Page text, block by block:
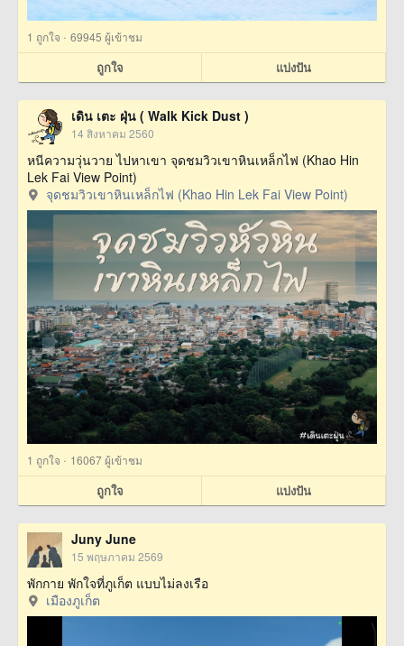
1 ถูกใจ · 69945 ผู้เข้าชม
ถูกใจ แบ่งปัน
เดิน เตะ ฝุ่น ( Walk Kick Dust )
14 สิงหาคม 2560
หนีความวุ่นวาย ไปหาเขา จุดชมวิวเขาหินเหล็กไฟ (Khao Hin
Lek Fai View Point)
จุดชมวิวเขาหินเหล็กไฟ (Khao Hin Lek Fai View Point)
1 ถูกใจ · 16067 ผู้เข้าชม
ถูกใจ แบ่งปัน
Juny June
15 พฤษภาคม 2569
พักกาย พักใจที่ภูเก็ต แบบไม่ลงเรือ
เมืองภูเก็ต